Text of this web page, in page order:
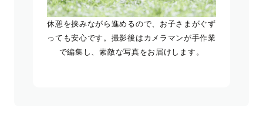
休憩を挟みながら進めるので、お子さまがぐず
っても安心です。撮影後はカメラマンが手作業
で編集し、素敵な写真をお届けします。